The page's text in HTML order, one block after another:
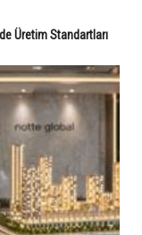
Üretim Standartları